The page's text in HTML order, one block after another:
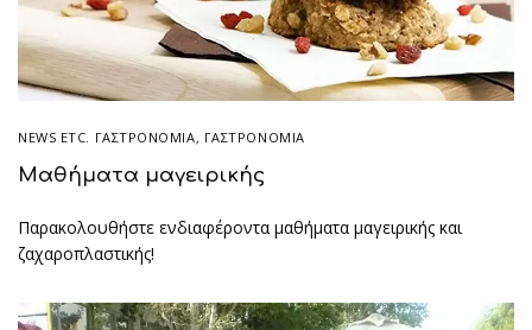
NEWS ETC. ΓΑΣΤΡΟΝΟΜΊΑ, ΓΑΣΤΡΟΝΟΜΙΑ
Μαθήματα μαγειρικής
Παρακολουθήστε ενδιαφέροντα μαθήματα μαγειρικής και
ζαχαροπλαστικής!